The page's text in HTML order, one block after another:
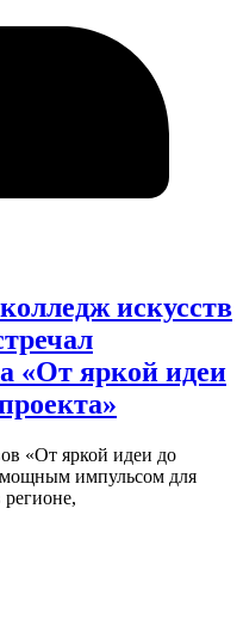
искусств
«От яркой идеи
«От яркой идеи до
мощным импульсом для